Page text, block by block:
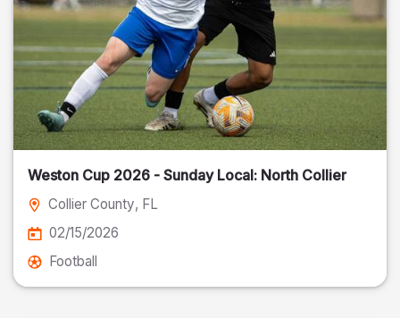
Weston Cup 2026 - Sunday Local: North Collier
Collier County, FL
02/15/2026
Football